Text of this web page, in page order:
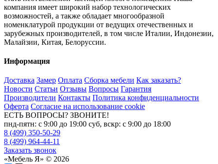
компания имеет широкий набор технологических
возможностей, а также обладает многообразной
номенклатурой продукции от ведущих отечественных и
зарубежных производителей, в том числе Италии, Индонезии,
Малайзии, Китая, Белоруссии.
Информация
Доставка Замер Оплата Сборка мебели Как заказать?
Новости Статьи Отзывы Вопросы Гарантия
Производители Контакты Политика конфиденциальности
Оферта Согласие на использование cookie
ЕСТЬ ВОПРОСЫ? ЗВОНИТЕ!
пнд-пятн: с 9:00 до 19:00 суб, вскр: с 9:00 до 18:00
8 (499) 350-50-29
8 (499) 964-44-11
Заказать звонок
«Мебель Я» © 2026